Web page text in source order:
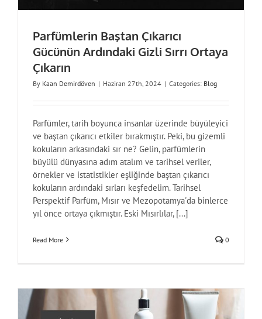
Parfümlerin Baştan Çıkarıcı
Gücünün Ardındaki Gizli Sırrı Ortaya
Çıkarın
By Kaan Demirdöven | Haziran 27th, 2024 | Categories: Blog
Parfümler, tarih boyunca insanlar üzerinde büyüleyici
ve baştan çıkarıcı etkiler bırakmıştır. Peki, bu gizemli
kokuların arkasındaki sır ne? Gelin, parfümlerin
büyülü dünyasına adım atalım ve tarihsel veriler,
örnekler ve istatistikler eşliğinde baştan çıkarıcı
kokuların ardındaki sırları keşfedelim. Tarihsel
Perspektif Parfüm, Mısır ve Mezopotamya'da binlerce
yıl önce ortaya çıkmıştır. Eski Mısırlılar, [...]
Read More 0